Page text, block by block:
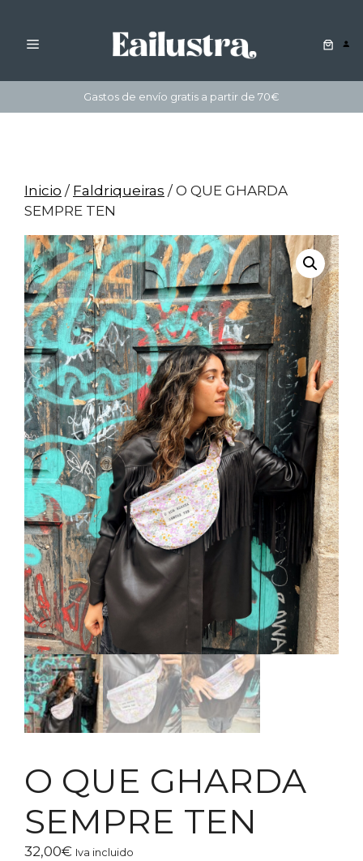
ao
Gastos de envío gratis a partir de 70€
MENÚ
Inicio / Faldriqueiras / O QUE GHARDA
SEMPRE TEN
O QUE GHARDA
SEMPRE TEN
32,00€ Iva incluido